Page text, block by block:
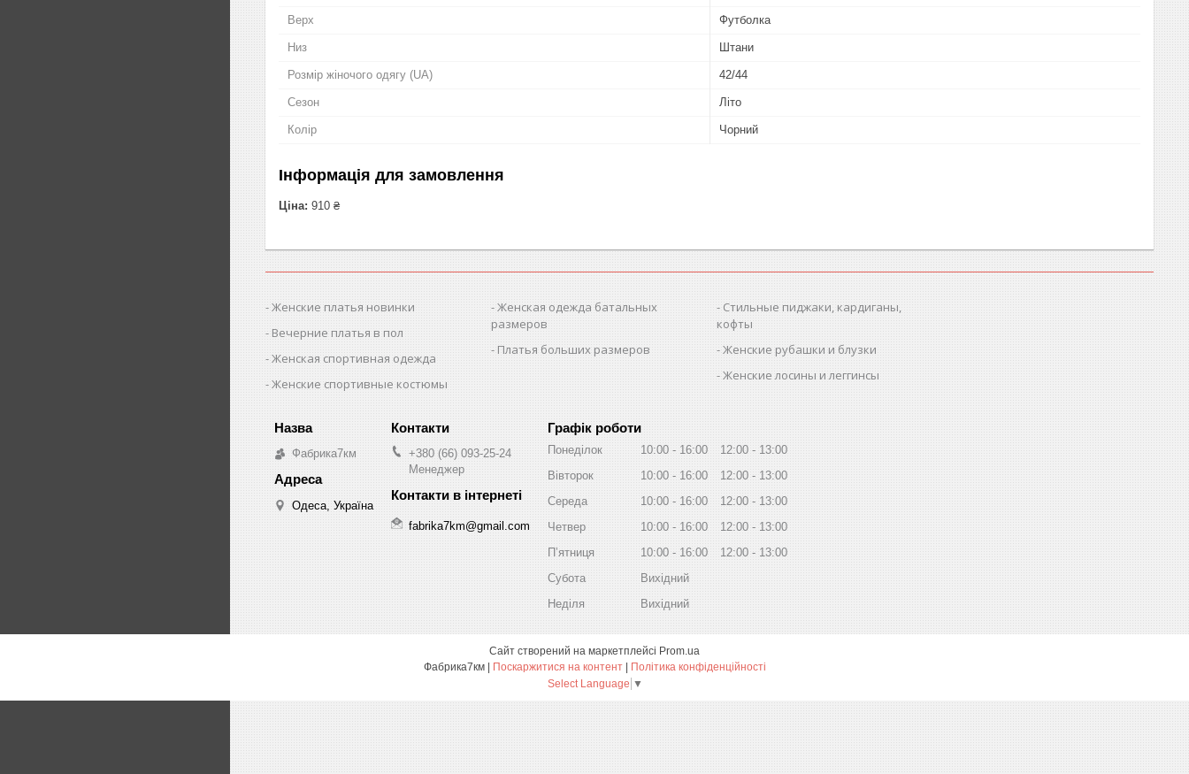
Верх Футболка
Низ Штани
Розмір жіночого одягу (UA) 42/44
Сезон Літо
Колір Чорний
Інформація для замовлення
Ціна: 910 ₴
Женские платья новинки
Вечерние платья в пол
Женская спортивная одежда
Женские спортивные костюмы
Женская одежда батальных
размеров
Платья больших размеров
Стильные пиджаки, кардиганы,
кофты
Женские рубашки и блузки
Женские лосины и леггинсы
Фабрика7км
Одеса, Україна
+380 (66) 093-25-24
Менеджер
fabrika7km@gmail.com
Графік роботи
Понеділок 10:00 16:00 12:00
13:00
Вівторок
10:00 16:00 12:00
13:00
Середа
10:00 16:00 12:00
13:00
Четвер
10:00 16:00 12:00
13:00
Пʼятниця
10:00 16:00 12:00
13:00
Субота
Вихідний
Неділя
Вихідний
Сайт створений на маркетплейсі Prom.ua
Поскаржитися на контент
Політика конфіденційності
Select Language ▼